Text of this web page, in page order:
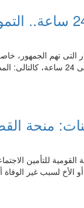
أخبار × 24
منحة
القومية للتأمين
الأخ لسبب غير